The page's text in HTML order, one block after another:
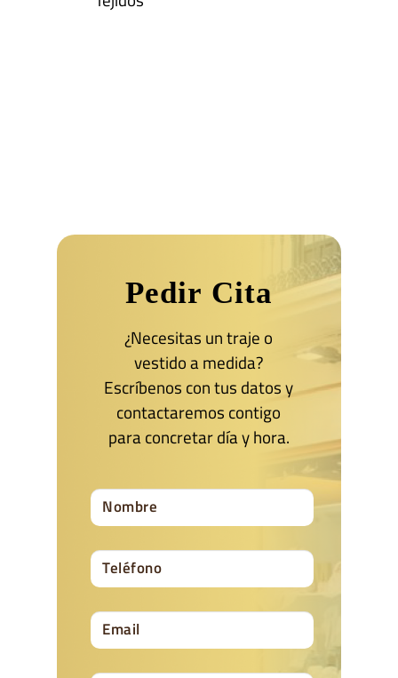
Pedir Cita
¿Necesitas un traje o
vestido a medida?
Escríbenos con tus datos y
contactaremos contigo
para concretar día y hora.